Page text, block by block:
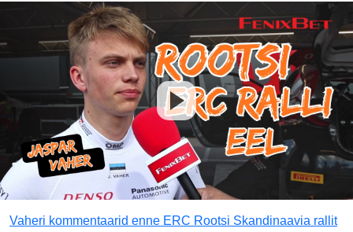
Vaheri kommentaarid enne ERC Rootsi Skandinaavia rallit